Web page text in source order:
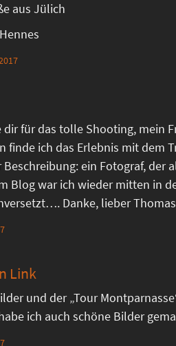
aus Jülich
dir für das tolle Shooting, mein
finde ich das Erlebnis mit dem
Beschreibung: ein Fotograf, der
Blog war ich wieder mitten in
Danke, lieber
Link
und der „Tour
ich auch schöne Bilder